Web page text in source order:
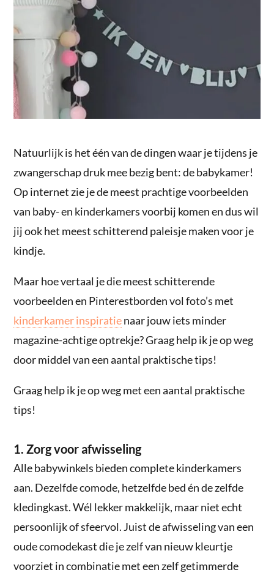
Natuurlijk is het één van de dingen waar je tijdens je
zwangerschap druk mee bezig bent: de babykamer!
Op internet zie je de meest prachtige voorbeelden
van baby- en kinderkamers voorbij komen en dus wil
jij ook het meest schitterend paleisje maken voor je
kindje.
Maar hoe vertaal je die meest schitterende
voorbeelden en Pinterestborden vol foto’s met
kinderkamer inspiratienaar jouw iets minder
magazine-achtige optrekje? Graag help ik je op weg
door middel van een aantal praktische tips!
Graag help ik je op weg met een aantal praktische
tips!
1. Zorg voor afwisseling
Alle babywinkels bieden complete kinderkamers
aan. Dezelfde comode, hetzelfde bed én de zelfde
kledingkast. Wél lekker makkelijk, maar niet echt
persoonlijk of sfeervol. Juist de afwisseling van een
oude comodekast die je zelf van nieuw kleurtje
voorziet in combinatie met een zelf getimmerde